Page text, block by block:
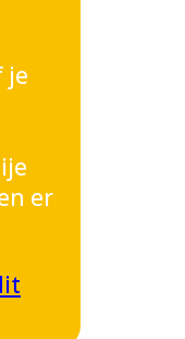
je
er